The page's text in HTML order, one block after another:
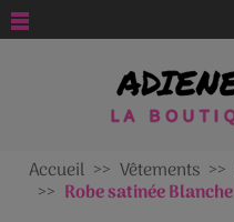
Accueil Vêtements
Robe satinée Blanche